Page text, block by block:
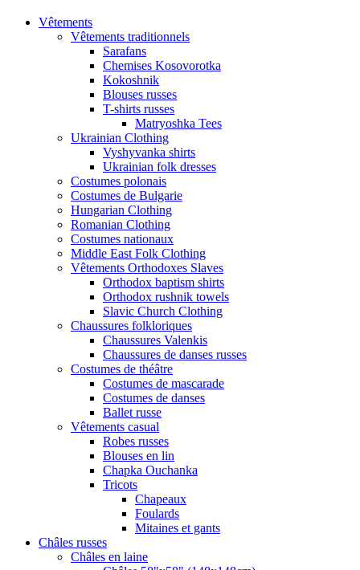
Vêtements
Vêtements traditionnels
Sarafans
Chemises Kosovorotka
Kokoshnik
Blouses russes
T-shirts russes
Matryoshka Tees
Ukrainian Clothing
Vyshyvanka shirts
Ukrainian folk dresses
Costumes polonais
Costumes de Bulgarie
Hungarian Clothing
Romanian Clothing
Costumes nationaux
Middle East Folk Clothing
Vêtements Orthodoxes Slaves
Orthodox baptism shirts
Orthodox rushnik towels
Slavic Church Clothing
Chaussures folkloriques
Chaussures Valenkis
Chaussures de danses russes
Costumes de théâtre
Costumes de mascarade
Costumes de danses
Ballet russe
Vêtements casual
Robes russes
Blouses en lin
Chapka Ouchanka
Tricots
Chapeaux
Foulards
Mitaines et gants
Châles russes
Châles en laine